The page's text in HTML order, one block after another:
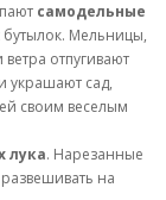
самодельные
Мельницы,
отпугивают
украшают сад,
своим веселым
лука. Нарезанные
на